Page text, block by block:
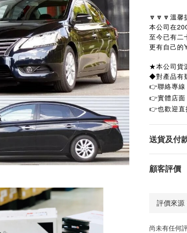
🔽🔽🔽溫馨
本公司在
至今已有二
更有自己的
★本公司貨
◆對產品有
👉聯絡專
👉實體店面
👉也歡迎
送貨及付
顧客評價
尚未有任何